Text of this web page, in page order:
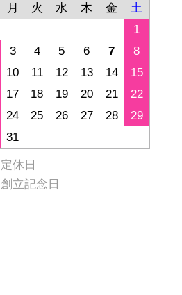
月 火 水 木 金
土
1
3 4 5 6 7
8
10 11 12 13 14
15
17 18 19 20 21
22
24 25 26 27 28
29
31
定休日
創立記念日